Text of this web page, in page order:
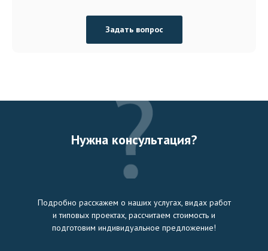
Задать вопрос
Нужна консультация?
Подробно расскажем о наших услугах, видах работ
и типовых проектах, рассчитаем стоимость и
подготовим индивидуальное предложение!